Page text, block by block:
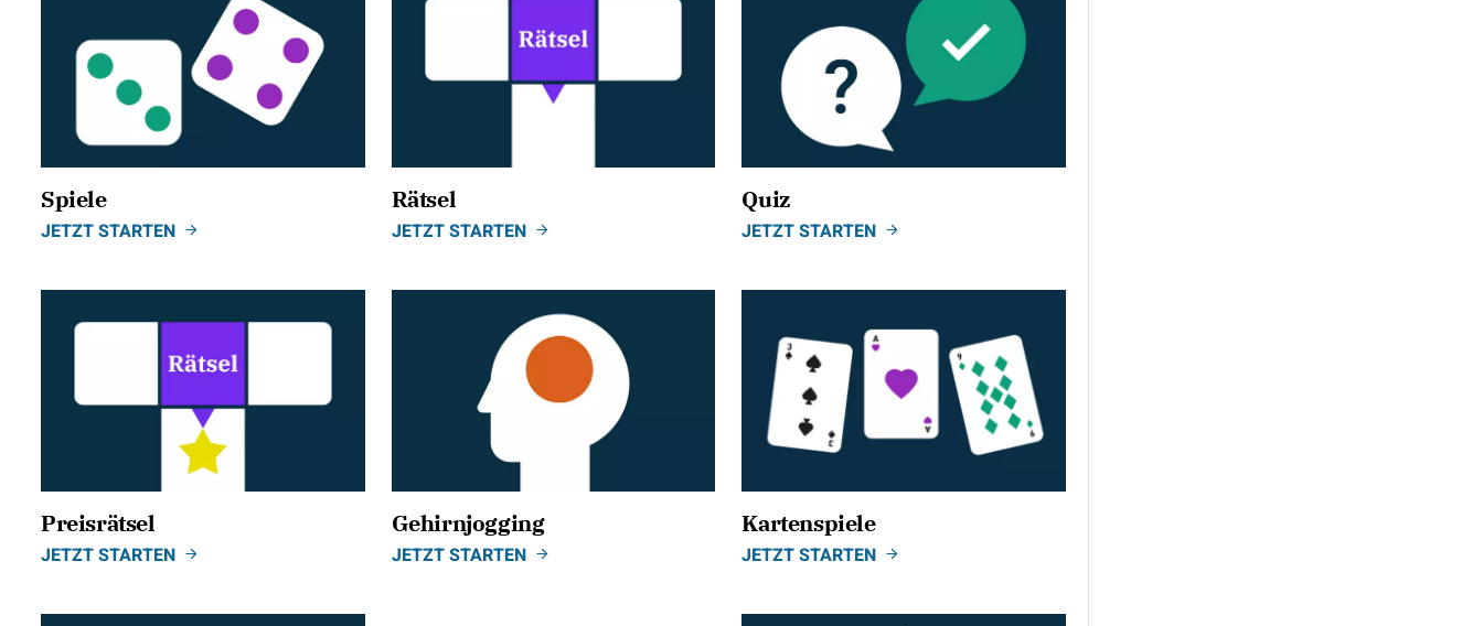
Spiele
JETZT STARTEN
Preisrätsel
JETZT STARTEN
Rätsel
JETZT STARTEN
Gehirnjogging
JETZT STARTEN
Quiz
JETZT STARTEN
Kartenspiele
JETZT STARTEN